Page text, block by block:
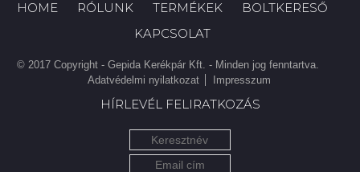
HOME RÓLUNK TERMÉKEK
BOLTKERESŐ
KAPCSOLAT
© 2017 Copyright - Gepida Kerékpár Kft. - Minden jog fenntartva.
Adatvédelmi nyilatkozat
Impresszum
HÍRLEVÉL FELIRATKOZÁS